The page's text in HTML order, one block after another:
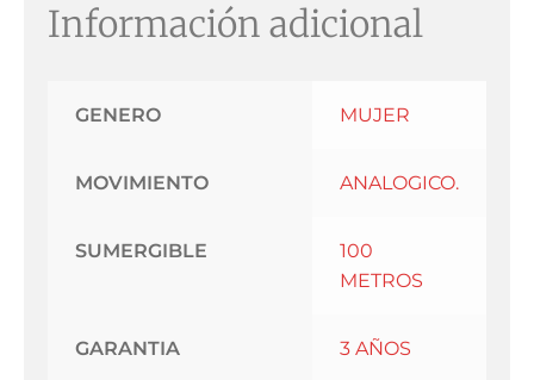
Información adicional
GENERO MUJER
MOVIMIENTO ANALOGICO.
SUMERGIBLE
100
METROS
GARANTIA 3 AÑOS